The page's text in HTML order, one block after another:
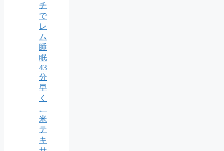
チ
で
レ
ム
睡
眠
43
分
早
く
米
テ
キ